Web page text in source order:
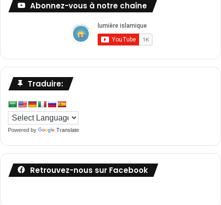
Abonnez-vous à notre chaîne
Traduire:
Powered by Translate
Retrouvez-nous sur Facebook